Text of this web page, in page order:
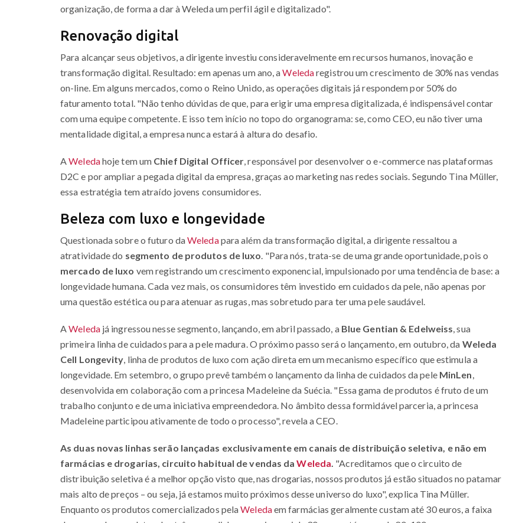
organização, de forma a dar à Weleda um perfil ágil e digitalizado".
Renovação digital
Para alcançar seus objetivos, a dirigente investiu consideravelmente em recursos humanos, inovação e
transformação digital. Resultado: em apenas um ano, aWeledaregistrou um crescimento de 30% nas vendas
on-line. Em alguns mercados, como o Reino Unido, as operações digitais já respondem por 50% do
faturamento total. "Não tenho dúvidas de que, para erigir uma empresa digitalizada, é indispensável contar
com uma equipe competente. E isso tem início no topo do organograma: se, como CEO, eu não tiver uma
mentalidade digital, a empresa nunca estará à altura do desafio.
AWeledahoje tem um Chief Digital Officer, responsável por desenvolver o e-commerce nas plataformas
D2C e por ampliar a pegada digital da empresa, graças ao marketing nas redes sociais. Segundo Tina Müller,
essa estratégia tem atraído jovens consumidores.
Beleza com luxo e longevidade
Questionada sobre o futuro daWeledapara além da transformação digital, a dirigente ressaltou a
atratividade do segmento de produtos de luxo. "Para nós, trata-se de uma grande oportunidade, pois o
mercado de luxo vem registrando um crescimento exponencial, impulsionado por uma tendência de base: a
longevidade humana. Cada vez mais, os consumidores têm investido em cuidados da pele, não apenas por
uma questão estética ou para atenuar as rugas, mas sobretudo para ter uma pele saudável.
AWeledajá ingressou nesse segmento, lançando, em abril passado, a Blue Gentian & Edelweiss, sua
primeira linha de cuidados para a pele madura. O próximo passo será o lançamento, em outubro, da Weleda
Cell Longevity, linha de produtos de luxo com ação direta em um mecanismo específico que estimula a
longevidade. Em setembro, o grupo prevê também o lançamento da linha de cuidados da pele MinLen,
desenvolvida em colaboração com a princesa Madeleine da Suécia. "Essa gama de produtos é fruto de um
trabalho conjunto e de uma iniciativa empreendedora. No âmbito dessa formidável parceria, a princesa
Madeleine participou ativamente de todo o processo", revela a CEO.
As duas novas linhas serão lançadas exclusivamente em canais de distribuição seletiva, e não em
farmácias e drogarias, circuito habitual de vendas daWeleda. "Acreditamos que o circuito de
distribuição seletiva é a melhor opção visto que, nas drogarias, nossos produtos já estão situados no patamar
mais alto de preços – ou seja, já estamos muito próximos desse universo do luxo", explica Tina Müller.
Enquanto os produtos comercializados pelaWeledaem farmácias geralmente custam até 30 euros, a faixa